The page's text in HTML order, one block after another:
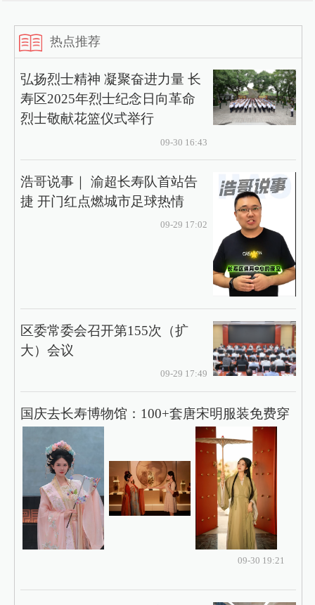
热点推荐
弘扬烈士精神 凝聚奋进力量 长
寿区2025年烈士纪念日向革命
烈士敬献花篮仪式举行
09-30 16:43
浩哥说事｜ 渝超长寿队首站告
捷 开门红点燃城市足球热情
09-29 17:02
区委常委会召开第155次（扩
大）会议
09-29 17:49
国庆去长寿博物馆：100+套唐宋明服装免费穿
09-30 19:21